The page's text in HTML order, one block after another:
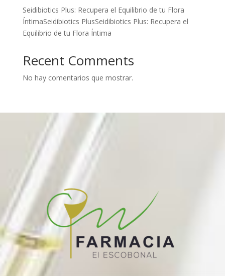
Seidibiotics Plus: Recupera el Equilibrio de tu Flora
ÍntimaSeidibiotics PlusSeidibiotics Plus: Recupera el
Equilibrio de tu Flora Íntima
Recent Comments
No hay comentarios que mostrar.